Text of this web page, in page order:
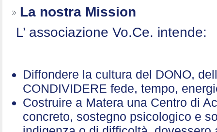
La nostra Mission
L’ associazione Vo.Ce. intende:
Diffondere la cultura del DONO,
CONDIVIDERE fede, tempo,
Costruire a Matera una Centro di
concreto, sostegno psicologico e